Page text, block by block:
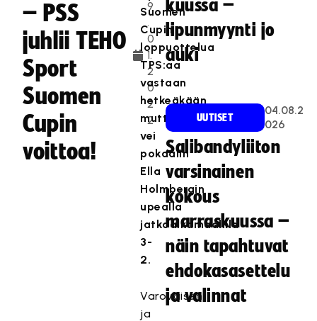
– PSS
juhlii TEHO
Sport
Suomen
Cupin
voittoa!
9
.
0
1.
2
0
2
2
Suomen
Cupin
loppuottelua
TPS:aa
vastaan
hetkeäkään
mutta
vei
pokaalin
Ella
Holmbergin
upealla
jatkoaikamaalilla
3-
2.
Varovaisen
ja
kuussa –
lipunmyynti jo
auki
UUTISET
04.08.2
026
Salibandyliiton
varsinainen
kokous
marraskuussa –
näin tapahtuvat
ehdokasasettelu
ja valinnat